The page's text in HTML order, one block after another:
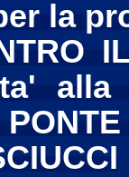
la
alla